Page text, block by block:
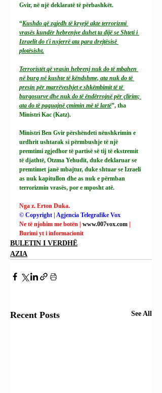
Gvir, në një deklaratë të përbashkët.
“Kushdo që zgjedh të kryejë akte terrorizmi
vrasës kundër hebrenjve duhet ta dijë se Shteti i
Izraelit do t'i nxjerrë ata para drejtësisë
plotësisht.
Terroristët që vrasin hebrenj nuk do të mbahen
në burg në kushte të këndshme, ata nuk do të
presin për marrëveshjet e shkëmbimit të të
burgosurve dhe nuk do të ëndërrojnë për çlirim;
ata do të paguajnë çmimin më të lartë”, tha
Ministri Kac (Katz).
Ministri Ben Gvir përshëndeti nënshkrimin e
urdhrit ushtarak si përmbushje të një
premtimi zgjedhor të partisë së tij të ekstremit
të djathtë, Otzma Yehudit, duke deklaruar se
premtimet janë mbajtur, duke shtuar se Izraeli
as nuk kapitullon dhe as nuk e përmban
terrorizmin vrasës, por e mposht atë.
Nga z. Erton Duka.
© Copyright | Agjencia Telegrafike Vox
Ne të njohim me botën | www.007vox.com
Burimi yt i informacionit
BULETIN I VERDHË
AZIA
Recent Posts See All